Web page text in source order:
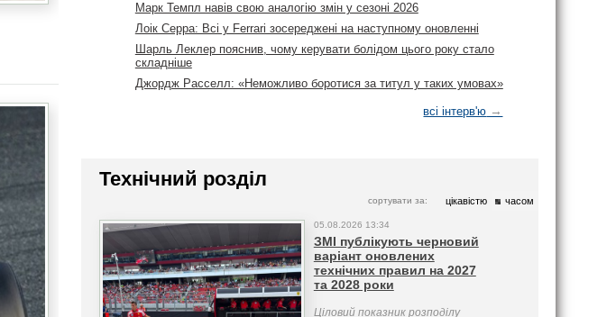
Марк Темпл навів свою аналогію змін у сезоні 2026
Лоік Серра: Всі у Ferrari зосереджені на наступному оновленні
Шарль Леклер пояснив, чому керувати болідом цього року стало
складніше
Джордж Расселл: «Неможливо боротися за титул у таких умовах»
всі інтерв'ю →
Технічний розділ
сортувати за: цікавістю часом
05.08.2026 13:34
ЗМІ публікують черновий
варіант оновлених
технічних правил на 2027
та 2028 роки
Ціловий показник розподілу